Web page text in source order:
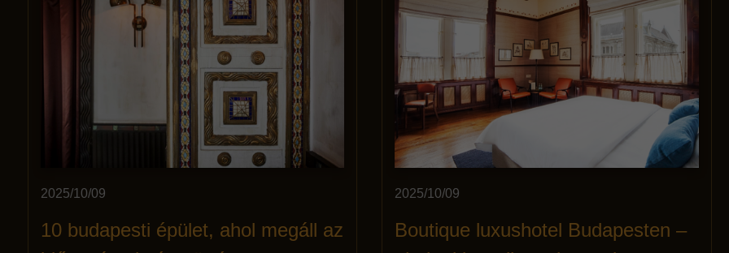
2025/10/09
10 budapesti épület, ahol megáll az
2025/10/09
Boutique luxushotel Budapesten –